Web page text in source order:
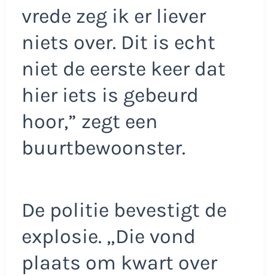
vrede zeg ik er liever
niets over. Dit is echt
niet de eerste keer dat
hier iets is gebeurd
hoor,” zegt een
buurtbewoonster.
De politie bevestigt de
explosie. „Die vond
plaats om kwart over